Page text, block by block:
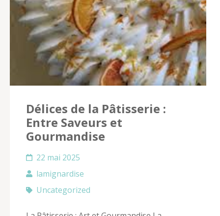
Délices de la Pâtisserie :
Entre Saveurs et
Gourmandise
22 mai 2025
lamignardise
Uncategorized